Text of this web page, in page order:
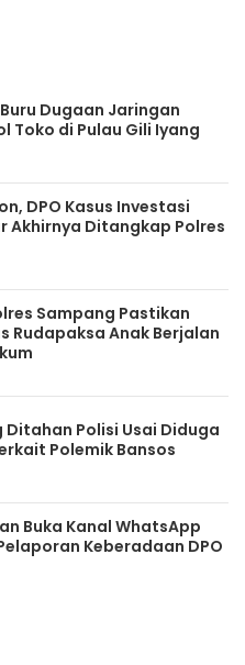
Dugaan Jaringan
Toko di Pulau Gili Iyang
DPO Kasus Investasi
Akhirnya Ditangkap Polres
Sampang Pastikan
Rudapaksa Anak Berjalan
Ditahan Polisi Usai Diduga
Polemik Bansos
Buka Kanal WhatsApp
Keberadaan DPO